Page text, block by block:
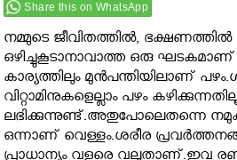
Share this on WhatsApp
നമ്മുടെ ജീവിതത്തില്‍, ഭക്ഷണത്തില്‍
ഒഴിച്ചുകൂടാനാവാത്ത ഒരു
കാര്യത്തിലും മുൻപന്തിയിലാണ്
വിറ്റാമിനുകളെല്ലാം പഴം
ലഭിക്കുന്നുണ്ട്.അതുപോലെതന്നെ
ഒന്നാണ് വെള്ളം.ശരീര